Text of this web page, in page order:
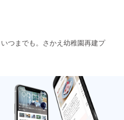
つまでも。さかえ幼稚園再建プ